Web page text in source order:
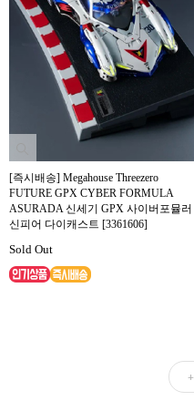
[즉시배송] Megahouse Threezero
FUTURE GPX CYBER FORMULA
ASURADA 신세기 GPX 사이버포뮬러
신피어 다이캐스트 [3361606]
Sold Out
+